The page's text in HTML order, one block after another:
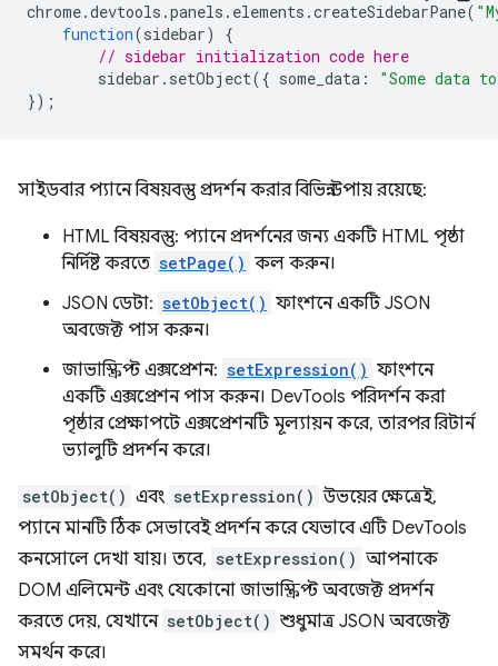
chrome.devtools .panels . elements .createSidebarPane(
function(sidebar)
{
// sidebar initialization code here
sidebar . setObject({ some_data :
"Some data
});
সাইডবার প্যানে বিষয়বস্তু প্রদর্শন করার বিভিন্ন উপায় রয়েছে:
HTML বিষয়বস্তু: প্যানে প্রদর্শনের জন্য একটি HTML পৃষ্ঠা
নির্দিষ্ট করতে setPage() কল করুন।
JSON ডেটা: setObject() ফাংশনে একটি JSON
অবজেক্ট পাস করুন।
জাভাস্ক্রিপ্ট এক্সপ্রেশন: setExpression() ফাংশনে
একটি এক্সপ্রেশন পাস করুন। DevTools পরিদর্শন করা
পৃষ্ঠার প্রেক্ষাপটে এক্সপ্রেশনটি মূল্যায়ন করে, তারপর রিটার্ন
ভ্যালুটি প্রদর্শন করে।
setObject() এবং setExpression() উভয়ের ক্ষেত্রেই,
প্যানে মানটি ঠিক সেভাবেই প্রদর্শন করে যেভাবে এটি DevTools
কনসোলে দেখা যায়। তবে, setExpression() আপনাকে
DOM এলিমেন্ট এবং যেকোনো জাভাস্ক্রিপ্ট অবজেক্ট প্রদর্শন
করতে দেয়, যেখানে setObject() শুধুমাত্র JSON অবজেক্ট
সমর্থন করে।